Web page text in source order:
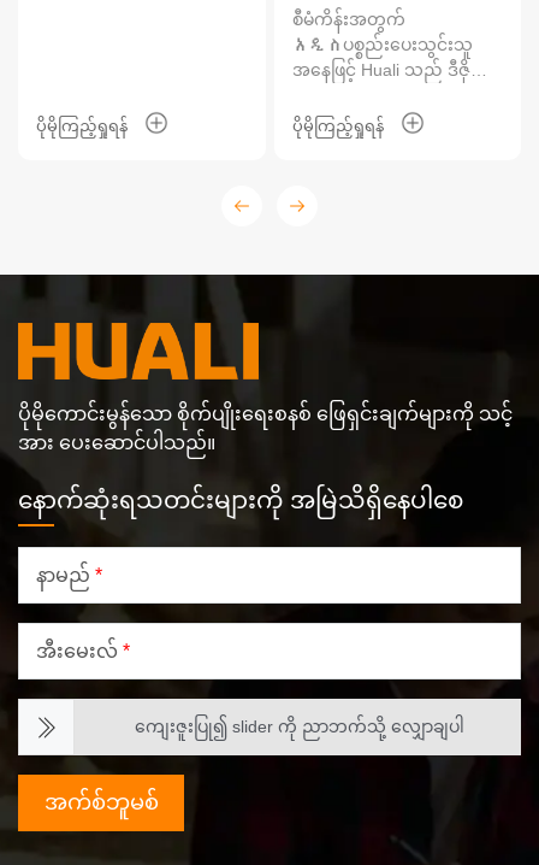
ပိုမိုကြည့်ရှုရန်
ငှက် ၃.၆ သန်း -
ငှက်မွေးမြူရေး
ကွင်းဆက် စီမံကိန်း
စီမံကိန်းအတွက်
አዲስပစ္စည်းပေးသွင်းသူ
အနေဖြင့် Huali သည် ဒီဇိုင်း၊
အကောင်အထည်ဖော်ခြင်းနှင့်
တွင် စနစ်တကျဖြေရှင်းချက်
ပိုမိုကြည့်ရှုရန်
ပိုမိုကောင်းမွန်သော စိုက်ပျိုးရေးစနစ် ဖြေရှင်းချက်များကို သင့်
အား ပေးဆောင်ပါသည်။
နောက်ဆုံးရသတင်းများကို အမြဲသိရှိနေပါစေ
နာမည် *
အီးမေးလ် *
ကျေးဇူးပြု၍ slider ကို ညာဘက်သို့ လျှောချပါ
အက်စ်ဘူမစ်